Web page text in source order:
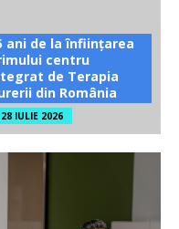
ani de la înființarea
centru
de Terapia
din România
28 IULIE 2026